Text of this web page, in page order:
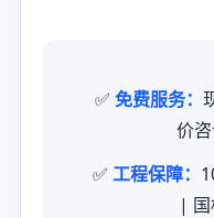
✅ 免费服务：
价
✅ 工程保障：
| 国